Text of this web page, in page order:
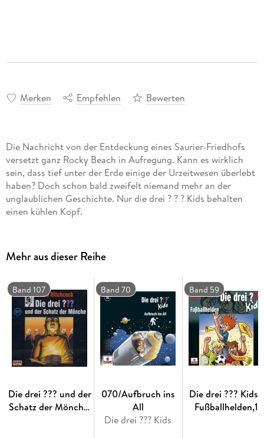
Merken Empfehlen Bewerten
Die Nachricht von der Entdeckung eines Saurier-Friedhofs
versetzt ganz Rocky Beach in Aufregung. Kann es wirklich
sein, dass tief unter der Erde einige der Urzeitwesen überlebt
haben? Doch schon bald zweifelt niemand mehr an der
unglaublichen Geschichte. Nur die drei ? ? ? Kids behalten
einen kühlen Kopf.
Mehr aus dieser Reihe
Band 107
Die drei ??? und der
Schatz der Mönche,
Band 70
070/Aufbruch ins
All
Die drei ??? Kids
Band 59
Die drei ??? Kids -
Fußballhelden,1